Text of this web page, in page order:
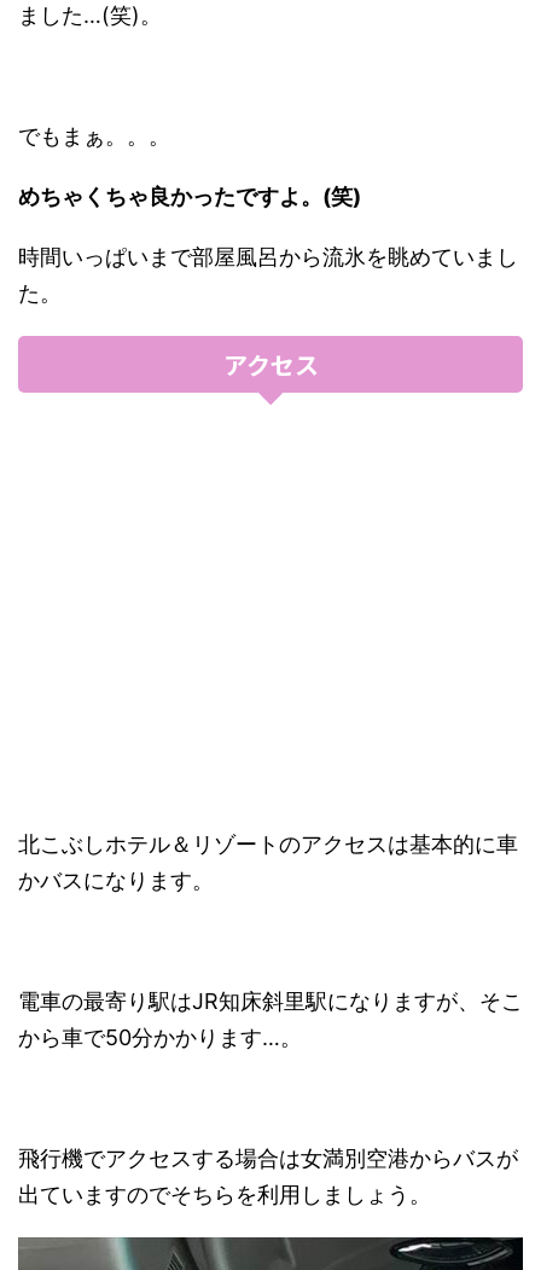
ました…(笑)。
でもまぁ。。。
めちゃくちゃ良かったですよ。(笑)
時間いっぱいまで部屋風呂から流氷を眺めていまし
た。
アクセス
北こぶしホテル＆リゾートのアクセスは基本的に車
かバスになります。
電車の最寄り駅はJR知床斜里駅になりますが、そこ
から車で50分かかります…。
飛行機でアクセスする場合は女満別空港からバスが
出ていますのでそちらを利用しましょう。